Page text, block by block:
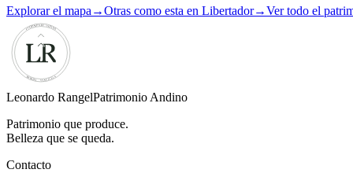
Explorar el mapa →Otras como esta en Libertador→Ver todo el
Leonardo RangelPatrimonio Andino
Patrimonio que produce.
Belleza que se queda.
Contacto